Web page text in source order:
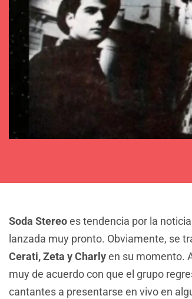
Soda Stereoes tendencia por la
lanzada muy pronto. Obviamente, se
Cerati, Zeta y Charlyen su momento.
muy de acuerdo con que el grupo
cantantes a presentarse en vivo en